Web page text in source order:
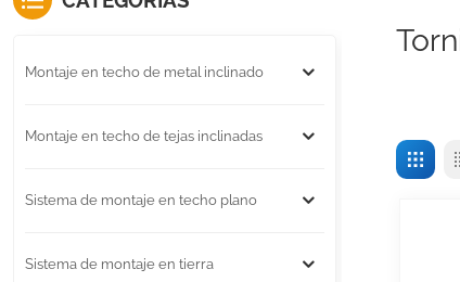
Montaje en techo de metal inclinado
Montaje en techo de tejas inclinadas
Sistema de montaje en techo plano
Sistema de montaje en tierra